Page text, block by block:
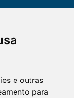
e outras
para
às 12:15 e